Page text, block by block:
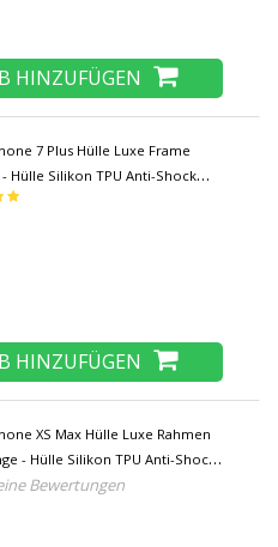
HINZUFÜGEN
7 Plus Hülle Luxe Frame
Hülle Silikon TPU Anti-Shock
HINZUFÜGEN
XS Max Hülle Luxe Rahmen
- Hülle Silikon TPU Anti-Shock
Bewertungen